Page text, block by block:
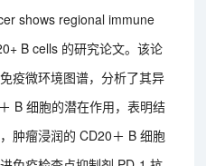
shows regional immune
B cells 的研究论文。该论
疫微环境图谱，分析了其异
B 细胞的潜在作用，表明结
肿瘤浸润的 CD20＋ B 细胞